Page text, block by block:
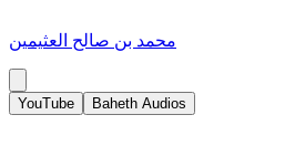
محمد بن صالح العثيمين
YouTube Baheth Audios